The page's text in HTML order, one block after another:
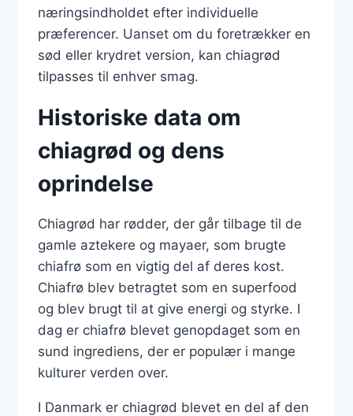
næringsindholdet efter individuelle
præferencer. Uanset om du foretrækker en
sød eller krydret version, kan chiagrød
tilpasses til enhver smag.
Historiske data om
chiagrød og dens
oprindelse
Chiagrød har rødder, der går tilbage til de
gamle aztekere og mayaer, som brugte
chiafrø som en vigtig del af deres kost.
Chiafrø blev betragtet som en superfood
og blev brugt til at give energi og styrke. I
dag er chiafrø blevet genopdaget som en
sund ingrediens, der er populær i mange
kulturer verden over.
I Danmark er chiagrød blevet en del af den